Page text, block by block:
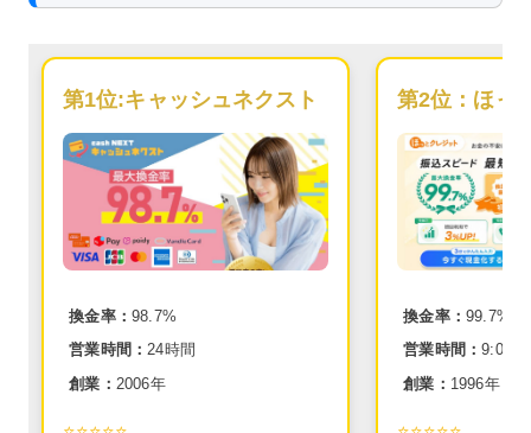
第1位:キャッシュネクスト
換金率： 98.7%
営業時間：24時間
創業： 2006年
第2位： ほっ
換金率： 99.7%
営業時間：
創業： 1996年